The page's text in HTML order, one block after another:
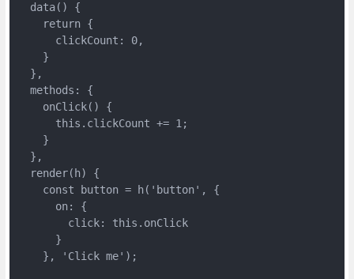
  data() {
    return {
      clickCount: 0,
    }
  },
  methods: {
    onClick() {
      this.clickCount += 1;
    }
  },
  render(h) {
    const button = h('button', {
      on: {
        click: this.onClick
      }
    }, 'Click me');